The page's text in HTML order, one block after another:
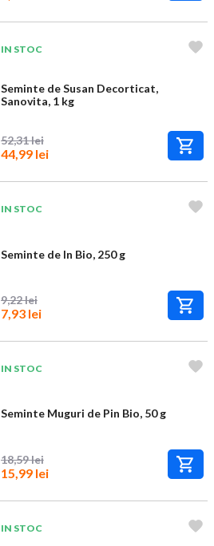
IN STOC
Seminte de Susan Decorticat,
Sanovita, 1 kg
52,31 lei
44,99 lei
IN STOC
Seminte de In Bio, 250 g
9,22 lei
7,93 lei
IN STOC
Seminte Muguri de Pin Bio, 50 g
18,59 lei
15,99 lei
IN STOC